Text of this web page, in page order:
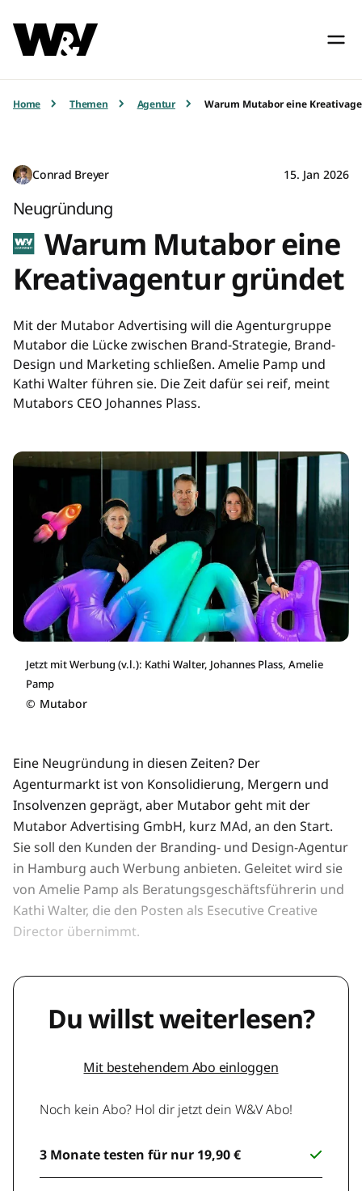
Home Themen Agentur Warum Mutabor eine
Conrad Breyer 15. Jan 2026
Neugründung
Warum Mutabor eine
Kreativagentur gründet
Mit der Mutabor Advertising will die Agenturgruppe
Mutabor die Lücke zwischen Brand-Strategie, Brand-
Design und Marketing schließen. Amelie Pamp und
Kathi Walter führen sie. Die Zeit dafür sei reif, meint
Mutabors CEO Johannes Plass.
Jetzt mit Werbung (v.l.): Kathi Walter, Johannes Plass, Amelie
Pamp
© Mutabor
Eine Neugründung in diesen Zeiten? Der
Agenturmarkt ist von Konsolidierung, Mergern und
Insolvenzen geprägt, aber Mutabor geht mit der
Mutabor Advertising GmbH, kurz MAd, an den Start.
Sie soll den Kunden der Branding- und Design-Agentur
in Hamburg auch Werbung anbieten. Geleitet wird sie
von Amelie Pamp als Beratungsgeschäftsführerin und
Kathi Walter, die den Posten als Esecutive Creative
Director übernimmt.
Du willst weiterlesen?
Mit bestehendem Abo einloggen
Noch kein Abo? Hol dir jetzt dein W&V Abo!
3 Monate testen für nur 19,90 €